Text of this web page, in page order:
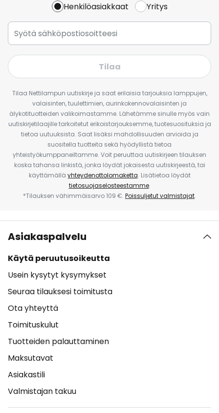
Henkilöasiakkaat Yritys
Tilaa
Tilaa Nettilampun uutiskirje ja saat erilaisia tarjouksia lamppujen,
valaisinten, tuulettimien, aurinkokennovalaisinten ja
älykotituotteiden valikoimastamme. Lähetämme sinulle myös vain
uutiskirjetilaajille tarkoitetut erikoistarjouksemme, tuotesuosituksia ja
tietoa uutuuksista. Saat lisäksi mahdollisuuden arvioida ja
suositella tuotteita sekä hyödyllistä tietoa
yhteistyökumppaneiltamme. Voit peruuttaa uutiskirjeen tilauksen
koska tahansa linkistä, jonka löydät jokaisesta uutiskirjeestä, tai
käyttämällä yhteydenottolomaketta. Lisätietoa löydät
tietosuojaselosteestamme.
*Tilauksen vähimmäisarvo 109 €. Poissuljetut valmistajat.
Asiakaspalvelu
Käytä peruutusoikeutta
Usein kysytyt kysymykset
Seuraa tilauksesi toimitusta
Ota yhteyttä
Toimituskulut
Tuotteiden palauttaminen
Maksutavat
Asiakastili
Valmistajan takuu